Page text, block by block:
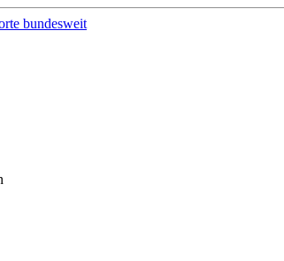
bundesweit